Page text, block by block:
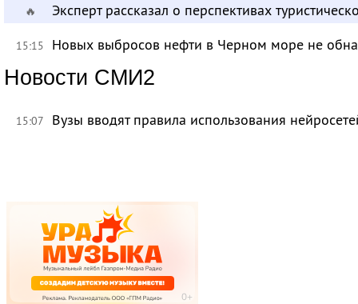
🔥 Эксперт рассказал о перспективах
15:15 Новых выбросов нефти в Черном море не
Новости СМИ2
15:07 Вузы вводят правила использования